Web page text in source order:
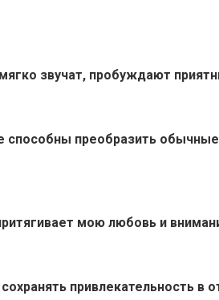
звучат, пробуждают
преобразить
мою любовь и
привлекательность в